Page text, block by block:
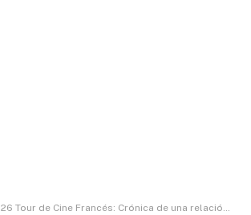
26 Tour de Cine Francés: Crónica de una relación pasajera